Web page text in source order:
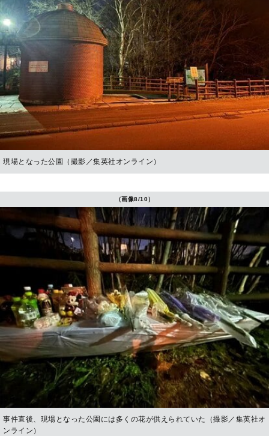
現場となった公園（撮影／集英社オンライン）
（画像8/10）
事件直後、現場となった公園には多くの花が供えられていた（撮影／集英社オ
ンライン）